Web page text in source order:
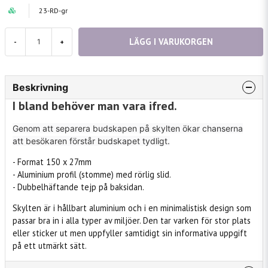
23-RD-gr
- + LÄGG I VARUKORGEN
Beskrivning
I bland behöver man vara ifred.
Genom att separera budskapen på skylten ökar chanserna
att besökaren förstår budskapet tydligt.
- Format 150 x 27mm
- Aluminium profil (stomme) med rörlig slid.
- Dubbelhäftande tejp på baksidan.
Skylten är i hållbart aluminium och i en minimalistisk design som
passar bra in i alla typer av miljöer. Den tar varken för stor plats
eller sticker ut men uppfyller samtidigt sin informativa uppgift
på ett utmärkt sätt.